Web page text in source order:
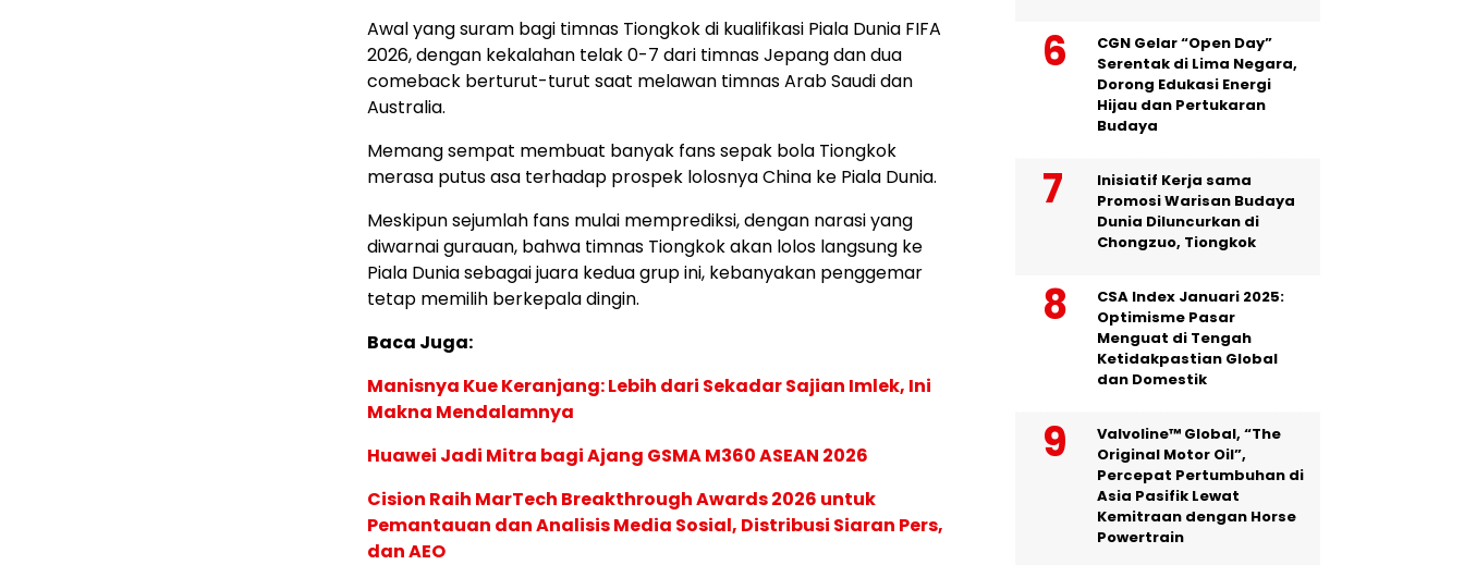
Awal yang suram bagi timnas Tiongkok di kualifikasi Piala Dunia FIFA
2026, dengan kekalahan telak 0-7 dari timnas Jepang dan dua
comeback berturut-turut saat melawan timnas Arab Saudi dan
Australia.
Memang sempat membuat banyak fans sepak bola Tiongkok
merasa putus asa terhadap prospek lolosnya China ke Piala Dunia.
Meskipun sejumlah fans mulai memprediksi, dengan narasi yang
diwarnai gurauan, bahwa timnas Tiongkok akan lolos langsung ke
Piala Dunia sebagai juara kedua grup ini, kebanyakan penggemar
tetap memilih berkepala dingin.
Baca Juga:
Manisnya Kue Keranjang: Lebih dari Sekadar Sajian Imlek, Ini
Makna Mendalamnya
Huawei Jadi Mitra bagi Ajang GSMA M360 ASEAN 2026
Cision Raih MarTech Breakthrough Awards 2026 untuk
Pemantauan dan Analisis Media Sosial, Distribusi Siaran Pers,
dan AEO
CGN Gelar “Open Day”
Serentak di Lima Negara,
Dorong Edukasi Energi
Hijau dan Pertukaran
Budaya
Inisiatif Kerja sama
Promosi Warisan Budaya
Dunia Diluncurkan di
Chongzuo, Tiongkok
CSA Index Januari 2025:
Optimisme Pasar
Menguat di Tengah
Ketidakpastian Global
dan Domestik
Valvoline™ Global, “The
Original Motor Oil”,
Percepat Pertumbuhan di
Asia Pasifik Lewat
Kemitraan dengan Horse
Powertrain